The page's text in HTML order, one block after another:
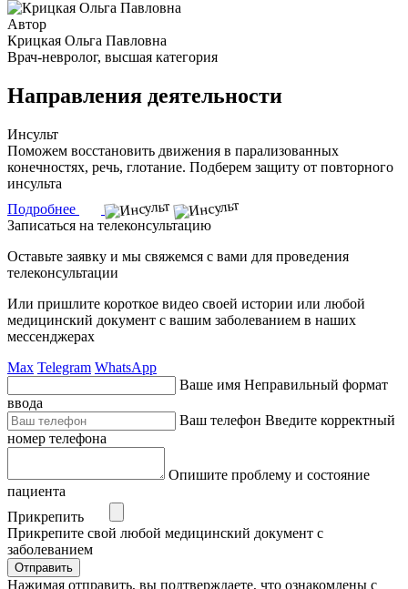
Автор
Крицкая Ольга Павловна
Врач-невролог, высшая категория
Направления деятельности
Инсульт
Поможем восстановить движения в парализованных
конечностях, речь, глотание. Подберем защиту от повторного
инсульта
Подробнее
Записаться на телеконсультацию
Оставьте заявку и мы свяжемся с вами для проведения
телеконсультации
Или пришлите короткое видео своей истории или любой
медицинский документ с вашим заболеванием в наших
мессенджерах
Max Telegram WhatsApp
Ваше имя Неправильный формат
ввода
Ваш телефон Введите корректный
номер телефона
Опишите проблему и состояние
пациента
Прикрепить
Прикрепите свой любой медицинский документ с
заболеванием
Отправить
Нажимая отправить, вы подтверждаете, что ознакомлены с